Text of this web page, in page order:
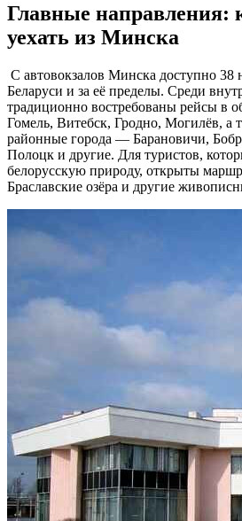
Главные направления:
уехать из Минска
С автовокзалов Минска доступно 38
Беларуси и за её пределы. Среди
традиционно востребованы рейсы в
Гомель, Витебск, Гродно, Могилёв, а
районные города — Барановичи,
Полоцк и другие. Для туристов,
белорусскую природу, открыты
Браславские озёра и другие